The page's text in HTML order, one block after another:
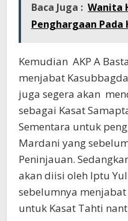
Baca Juga : Wanita
Penghargaan
Kemudian AKP A
menjabat
juga segera akan
sebagai Kasat
Sementara untuk
Mardani yang
Peninjauan.
akan diisi oleh Iptu
sebelumnya
untuk Kasat Tahti